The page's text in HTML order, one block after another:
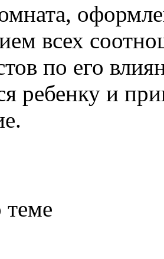
всех
по его
ребенку и
теме